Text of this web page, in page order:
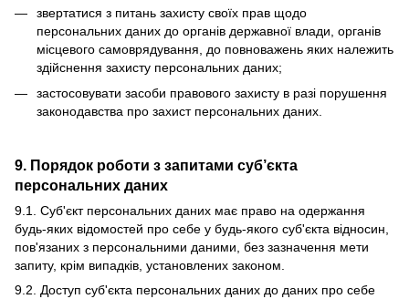
звертатися з питань захисту своїх прав щодо
персональних даних до органів державної влади, органів
місцевого самоврядування, до повноважень яких належить
здійснення захисту персональних даних;
застосовувати засоби правового захисту в разі порушення
законодавства про захист персональних даних.
9. Порядок роботи з запитами суб’єкта
персональних даних
9.1. Суб'єкт персональних даних має право на одержання
будь-яких відомостей про себе у будь-якого суб'єкта відносин,
пов'язаних з персональними даними, без зазначення мети
запиту, крім випадків, установлених законом.
9.2. Доступ суб'єкта персональних даних до даних про себе